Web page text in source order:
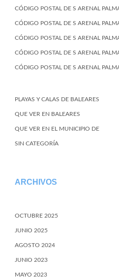
CÓDIGO POSTAL DE S ARENAL
CÓDIGO POSTAL DE S ARENAL
CÓDIGO POSTAL DE S ARENAL
CÓDIGO POSTAL DE S ARENAL
CÓDIGO POSTAL DE S ARENAL
PLAYAS Y CALAS DE BALEARES
QUE VER EN BALEARES
QUE VER EN EL MUNICIPIO DE
SIN CATEGORÍA
ARCHIVOS
OCTUBRE 2025
JUNIO 2025
AGOSTO 2024
JUNIO 2023
MAYO 2023